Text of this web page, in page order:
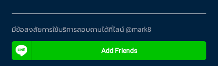
มีข้อสงสัยการใช้บริการสอบถามได้ที่ไลน์ @mark8
Add Friends